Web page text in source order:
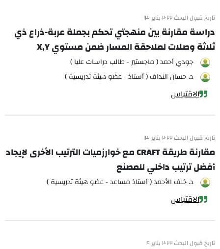
تاريخ قبول البحث ٢٠٢٢ يناير ١٣
دراسة مقارنة بين منهجتي تحكم بجملة عربة-ذراع ذي
ثلاثة وصلات لملاحقة المسار ضمن مستوي X,Y
جودي أحمد ( ماجستير - طالب دراسات عليا )
د. حسان النداف ( أستاذ - عضو هيئة تدريسية )
الاقتباس
تاريخ قبول البحث ٢٠٢٢ يناير ١٣
مقارنة طريقة CRAFT مع خوارزميات الترتيب الأخرى لإيجاد
أفضل ترتيب داخلي للمصنع
د. خلف الأحمد ( أستاذ مساعد - عضو هيئة تدريسية )
الاقتباس
تاريخ قبول البحث ٢٠٢٢ يناير ١٩